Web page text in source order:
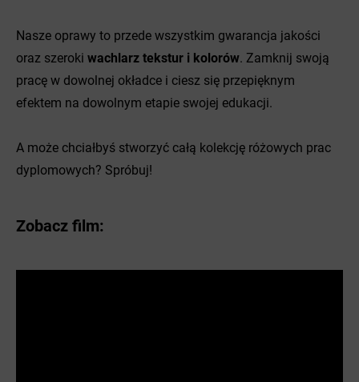
Nasze oprawy to przede wszystkim gwarancja jakości
oraz szeroki wachlarz tekstur i kolorów. Zamknij swoją
pracę w dowolnej okładce i ciesz się przepięknym
efektem na dowolnym etapie swojej edukacji.
A może chciałbyś stworzyć całą kolekcję różowych prac
dyplomowych? Spróbuj!
Zobacz film: